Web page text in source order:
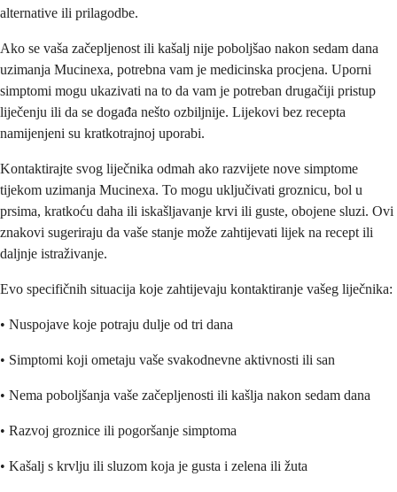
alternative ili prilagodbe.
Ako se vaša začepljenost ili kašalj nije poboljšao nakon sedam dana
uzimanja Mucinexa, potrebna vam je medicinska procjena. Uporni
simptomi mogu ukazivati na to da vam je potreban drugačiji pristup
liječenju ili da se događa nešto ozbiljnije. Lijekovi bez recepta
namijenjeni su kratkotrajnoj uporabi.
Kontaktirajte svog liječnika odmah ako razvijete nove simptome
tijekom uzimanja Mucinexa. To mogu uključivati groznicu, bol u
prsima, kratkoću daha ili iskašljavanje krvi ili guste, obojene sluzi. Ovi
znakovi sugeriraju da vaše stanje može zahtijevati lijek na recept ili
daljnje istraživanje.
Evo specifičnih situacija koje zahtijevaju kontaktiranje vašeg liječnika:
• Nuspojave koje potraju dulje od tri dana
• Simptomi koji ometaju vaše svakodnevne aktivnosti ili san
• Nema poboljšanja vaše začepljenosti ili kašlja nakon sedam dana
• Razvoj groznice ili pogoršanje simptoma
• Kašalj s krvlju ili sluzom koja je gusta i zelena ili žuta